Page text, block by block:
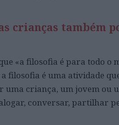
crianças também
«a filosofia é para todo o
filosofia é uma atividade
uma criança, um jovem ou
conversar, partilhar